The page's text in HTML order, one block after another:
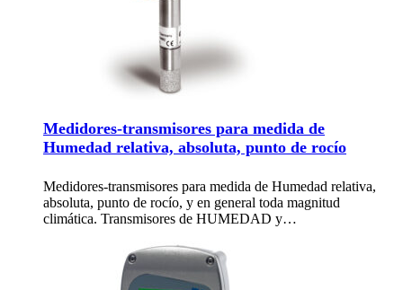
Medidores-transmisores para medida de
Humedad relativa, absoluta, punto de rocío
Medidores-transmisores para medida de Humedad relativa,
absoluta, punto de rocío, y en general toda magnitud
climática. Transmisores de HUMEDAD y…